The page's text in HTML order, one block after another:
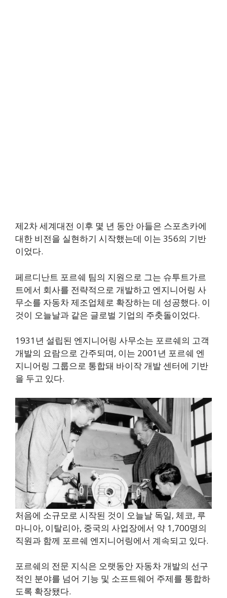
제2차 세계대전 이후 몇 년 동안 아들은 스포츠카에
대한 비전을 실현하기 시작했는데 이는 356의 기반
이었다.
페르디난트 포르쉐 팀의 지원으로 그는 슈투트가르
트에서 회사를 전략적으로 개발하고 엔지니어링 사
무소를 자동차 제조업체로 확장하는 데 성공했다. 이
것이 오늘날과 같은 글로벌 기업의 주춧돌이었다.
1931년 설립된 엔지니어링 사무소는 포르쉐의 고객
개발의 요람으로 간주되며, 이는 2001년 포르쉐 엔
지니어링 그룹으로 통합돼 바이작 개발 센터에 기반
을 두고 있다.
처음에 소규모로 시작된 것이 오늘날 독일, 체코, 루
마니아, 이탈리아, 중국의 사업장에서 약 1,700명의
직원과 함께 포르쉐 엔지니어링에서 계속되고 있다.
포르쉐의 전문 지식은 오랫동안 자동차 개발의 선구
적인 분야를 넘어 기능 및 소프트웨어 주제를 통합하
도록 확장됐다.